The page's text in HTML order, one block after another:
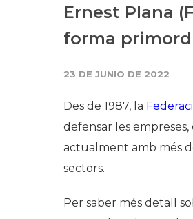
Ernest Plana
forma
23 DE JUNIO DE 2022
Des de 1987, la
defensar les
actualment amb més
sectors.
Per saber més detall